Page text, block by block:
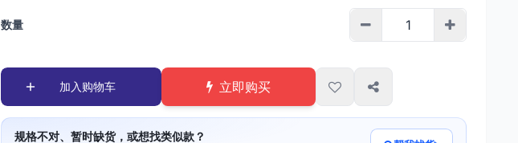
数量
加入购物车 立即购买
规格不对、暂时缺货，或想找类似款？